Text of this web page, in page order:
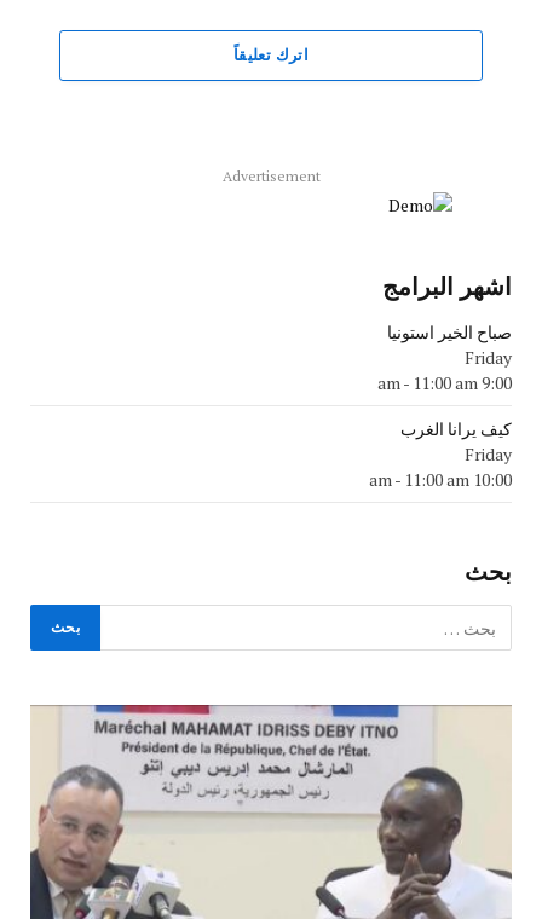
اترك تعليقاً
Advertisement
اشهر البرامج
صباح الخير استونيا
Friday
9:00 am
- 11:00 am
كيف يرانا الغرب
Friday
10:00 am
- 11:00 am
بحث